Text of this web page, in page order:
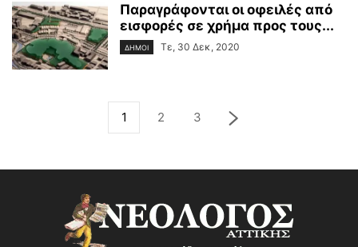
Παραγράφονται οι οφειλές από
εισφορές σε χρήμα προς τους...
ΔΗΜΟΙ Τε, 30 Δεκ, 2020
1 2 3